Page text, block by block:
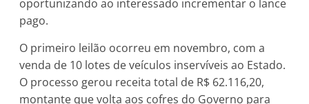
oportunizando ao interessado incrementar o lance
pago.
O primeiro leilão ocorreu em novembro, com a
venda de 10 lotes de veículos inservíveis ao Estado.
O processo gerou receita total de R$ 62.116,20,
montante que volta aos cofres do Governo para